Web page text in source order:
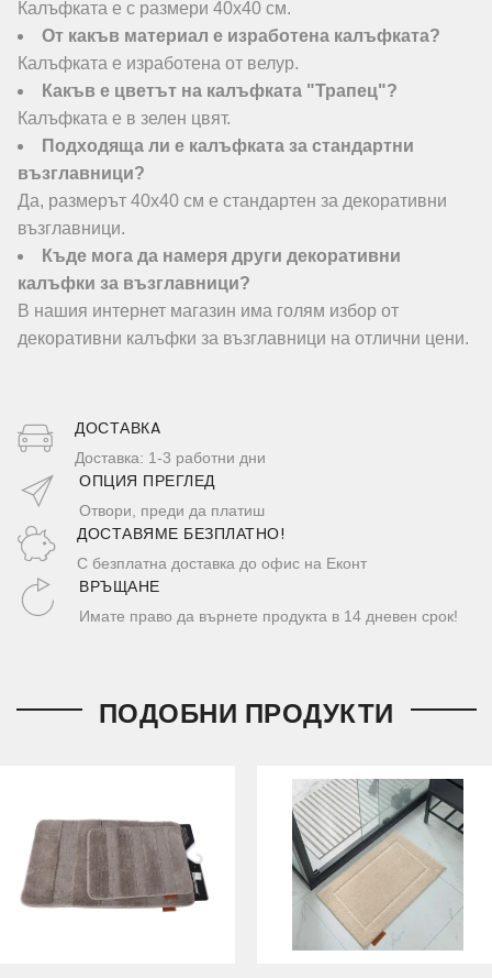
Калъфката е с размери 40х40 см.
От какъв материал е изработена калъфката?
Калъфката е изработена от велур.
Какъв е цветът на калъфката "Трапец"?
Калъфката е в зелен цвят.
Подходяща ли е калъфката за стандартни
възглавници?
Да, размерът 40х40 см е стандартен за декоративни
възглавници.
Къде мога да намеря други декоративни
калъфки за възглавници?
В нашия интернет магазин има голям избор от
декоративни калъфки за възглавници на отлични цени.
ДОСТАВКA
Доставка: 1-3 работни дни
ОПЦИЯ ПРЕГЛЕД
Отвори, преди да платиш
ДОСТАВЯМЕ БЕЗПЛАТНО!
С безплатна доставка до офис на Еконт
ВРЪЩАНЕ
Имате право да върнете продукта в 14 дневен срок!
ПОДОБНИ ПРОДУКТИ